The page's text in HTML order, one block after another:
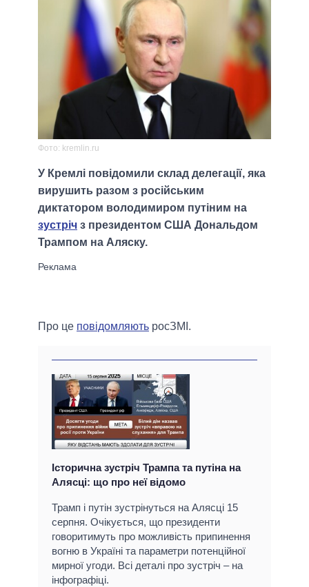
Фото: kremlin.ru
У Кремлі повідомили склад делегації, яка
вирушить разом з росiйським
диктатором володимиром путiним на
зустрiч з президентом США Дональдом
Трампом на Аляску.
Про це повідомляють росЗМI.
Історична зустріч Трампа та путіна на
Алясці: що про неї відомо
Трамп і путін зустрінуться на Алясці 15
серпня. Очікується, що президенти
говоритимуть про можливість припинення
вогню в Україні та параметри потенційної
мирної угоди. Всі деталі про зустріч – на
інфографіці.